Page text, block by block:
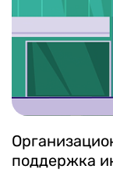
поддержка